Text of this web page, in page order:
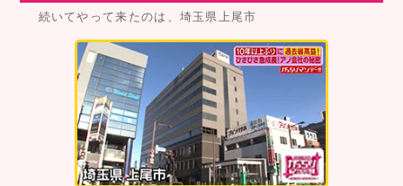
続いてやって来たのは、埼玉県上尾市